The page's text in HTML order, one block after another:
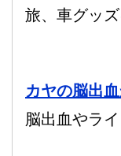
旅、車グッ
カヤの脳出
脳出血やラ